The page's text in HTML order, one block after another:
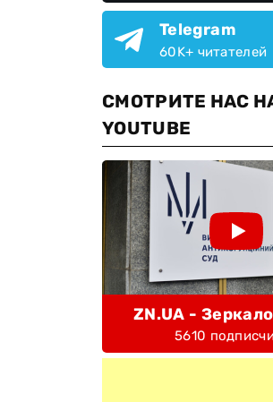
Telegram
60K+ читателей
СМОТРИТЕ НАС
YOUTUBE
ZN.UA -
5610